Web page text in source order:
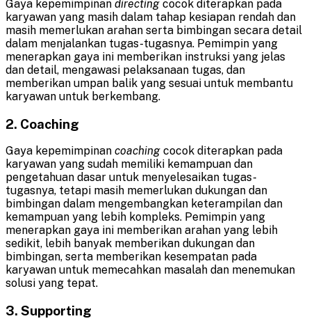
Gaya kepemimpinan directing cocok diterapkan pada
karyawan yang masih dalam tahap kesiapan rendah dan
masih memerlukan arahan serta bimbingan secara detail
dalam menjalankan tugas-tugasnya. Pemimpin yang
menerapkan gaya ini memberikan instruksi yang jelas
dan detail, mengawasi pelaksanaan tugas, dan
memberikan umpan balik yang sesuai untuk membantu
karyawan untuk berkembang.
2. Coaching
Gaya kepemimpinan coaching cocok diterapkan pada
karyawan yang sudah memiliki kemampuan dan
pengetahuan dasar untuk menyelesaikan tugas-
tugasnya, tetapi masih memerlukan dukungan dan
bimbingan dalam mengembangkan keterampilan dan
kemampuan yang lebih kompleks. Pemimpin yang
menerapkan gaya ini memberikan arahan yang lebih
sedikit, lebih banyak memberikan dukungan dan
bimbingan, serta memberikan kesempatan pada
karyawan untuk memecahkan masalah dan menemukan
solusi yang tepat.
3. Supporting